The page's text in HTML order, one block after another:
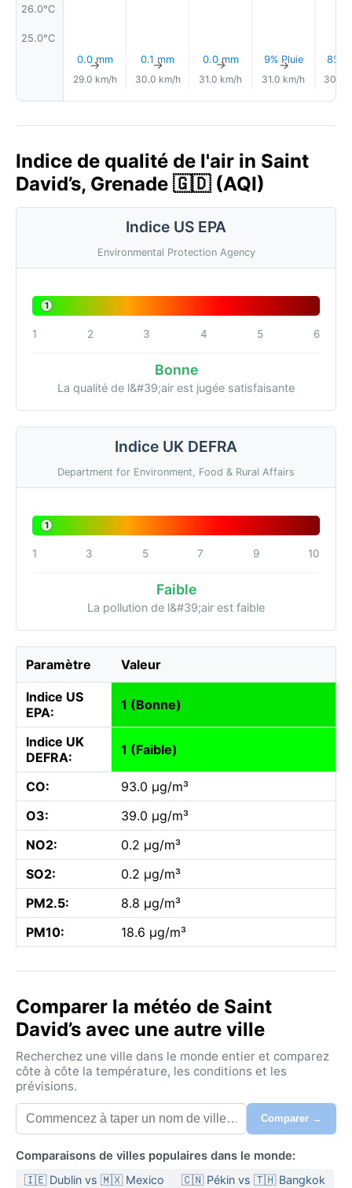
26.0°C
25.0°C
0.0 mm
↑
29.0 km/h
0.1 mm
↑
30.0 km/h
0.0 mm
↑
31.0 km/h
9% Pluie
↑
31.0 km/h
8%
30.0
Indice de qualité de l'air in Saint
David’s, Grenade 🇬🇩 (AQI)
Indice US EPA
Environmental Protection Agency
1
1 2 3 4 5 6
Bonne
La qualité de l&#39;air est jugée satisfaisante
Indice UK DEFRA
Department for Environment, Food & Rural Affairs
1
1 3 5 7 9 10
Faible
La pollution de l&#39;air est faible
Paramètre Valeur
Indice US
EPA:
1 (Bonne)
Indice UK
DEFRA:
1 (Faible)
CO:
93.0 µg/m³
O3:
39.0 µg/m³
NO2:
0.2 µg/m³
SO2:
0.2 µg/m³
PM2.5:
8.8 µg/m³
PM10:
18.6 µg/m³
Comparer la météo de Saint
David’s avec une autre ville
Recherchez une ville dans le monde entier et comparez
côte à côte la température, les conditions et les
prévisions.
Comparer →
Comparaisons de villes populaires dans le monde:
🇮🇪 Dublin vs 🇲🇽 Mexico
🇨🇳 Pékin vs 🇹🇭 Bangkok